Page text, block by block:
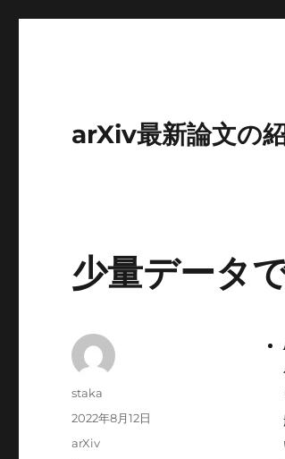
arXiv最新論文の
少量データ
投
staka
投
2022年8月12日
カ
arXiv